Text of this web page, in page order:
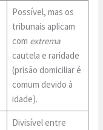
Possível, mas os
tribunais aplicam
com extrema
cautela e raridade
(prisão domiciliar é
comum devido à
idade).
Divisível entre